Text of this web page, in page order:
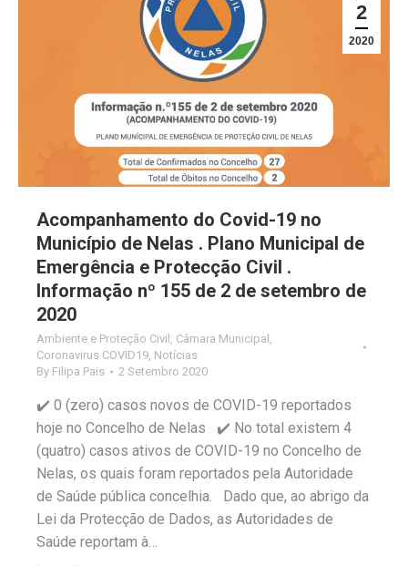
2
2020
Acompanhamento do Covid-19 no
Município de Nelas . Plano Municipal de
Emergência e Protecção Civil .
Informação nº 155 de 2 de setembro de
2020
Ambiente e Proteção Civil Câmara Municipal
Coronavirus COVID19 Notícias
By Filipa Pais 2 Setembro 2020
✔️ 0 (zero) casos novos de COVID-19 reportados
hoje no Concelho de Nelas ✔️ No total existem 4
(quatro) casos ativos de COVID-19 no Concelho de
Nelas, os quais foram reportados pela Autoridade
de Saúde pública concelhia. Dado que, ao abrigo da
Lei da Protecção de Dados, as Autoridades de
Saúde reportam à…